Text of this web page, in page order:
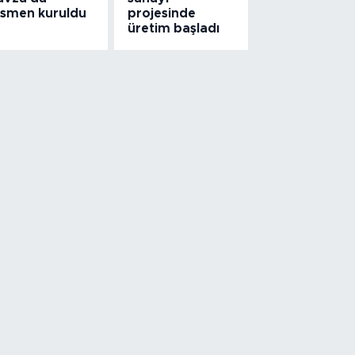
kuruldu
projesinde
üretim başladı